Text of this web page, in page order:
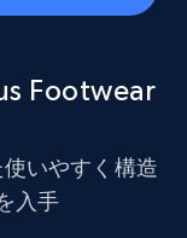
Footwear
いやすく構造
入手